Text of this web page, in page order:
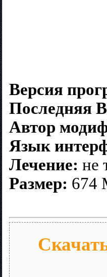
Версия
Последняя
Автор
Язык
Лечение: не
Размер: 674